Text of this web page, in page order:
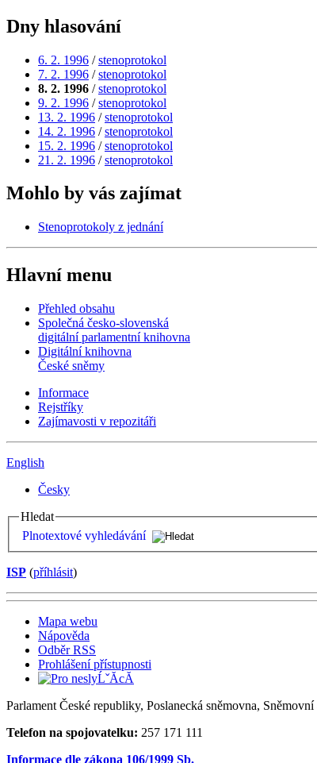
Dny hlasování
6. 2. 1996 /stenoprotokol
7. 2. 1996 /stenoprotokol
8. 2. 1996 /stenoprotokol
9. 2. 1996 /stenoprotokol
13. 2. 1996 /stenoprotokol
14. 2. 1996 /stenoprotokol
15. 2. 1996 /stenoprotokol
21. 2. 1996 /stenoprotokol
Mohlo by vás zajímat
Stenoprotokoly z jednání
Hlavní menu
Přehled obsahu
Společná česko-slovenská
digitální parlamentní knihovna
Digitální knihovna
České sněmy
Informace
Rejstříky
Zajímavosti v repozitáři
English
Česky
Hledat
Plnotextové vyhledávání
ISP (příhlásit)
Mapa webu
Nápověda
Odběr RSS
Prohlášení přístupnosti
Parlament České republiky, Poslanecká sněmovna,
Telefon na spojovatelku: 257 171 111
Informace dle zákona 106/1999 Sb.